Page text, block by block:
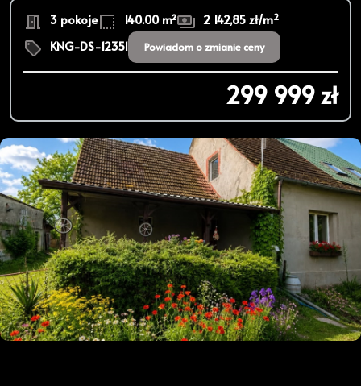
3 pokoje 140.00 m² 2 142,85 zł/m2
KNG-DS-12351 Powiadom o zmianie ceny
299 999 zł